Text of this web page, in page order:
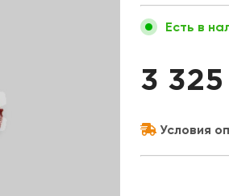
Есть в
3 325
Условия